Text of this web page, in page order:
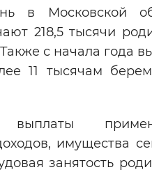
сайта
Инверсивный
Выключены
в Московской
218,5 тысячи
с начала года
11 тысячам
имущества
занятость